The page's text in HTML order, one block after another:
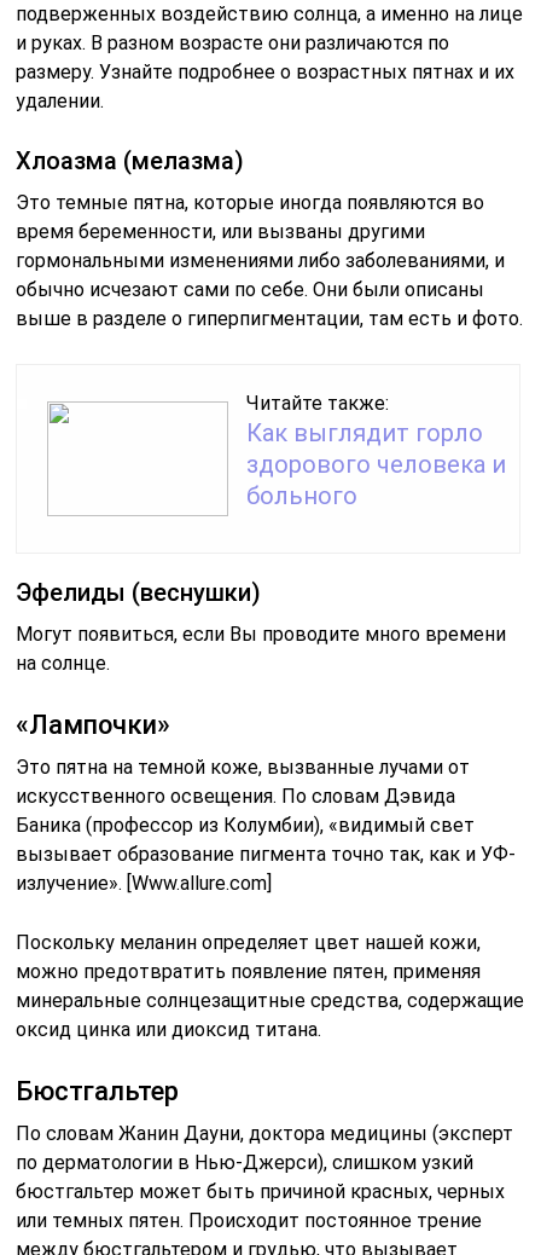
подверженных воздействию солнца, а именно на лице
и руках. В разном возрасте они различаются по
размеру. Узнайте подробнее о возрастных пятнах и их
удалении.
Хлоазма (мелазма)
Это темные пятна, которые иногда появляются во
время беременности, или вызваны другими
гормональными изменениями либо заболеваниями, и
обычно исчезают сами по себе. Они были описаны
выше в разделе о гиперпигментации, там есть и фото.
Читайте также:
Как выглядит горло
здорового человека и
больного
Эфелиды (веснушки)
Могут появиться, если Вы проводите много времени
на солнце.
«Лампочки»
Это пятна на темной коже, вызванные лучами от
искусственного освещения. По словам Дэвида
Баника (профессор из Колумбии), «видимый свет
вызывает образование пигмента точно так, как и УФ-
излучение». [Www.allure.com]
Поскольку меланин определяет цвет нашей кожи,
можно предотвратить появление пятен, применяя
минеральные солнцезащитные средства, содержащие
оксид цинка или диоксид титана.
Бюстгальтер
По словам Жанин Дауни, доктора медицины (эксперт
по дерматологии в Нью-Джерси), слишком узкий
бюстгальтер может быть причиной красных, черных
или темных пятен. Происходит постоянное трение
между бюстгальтером и грудью, что вызывает